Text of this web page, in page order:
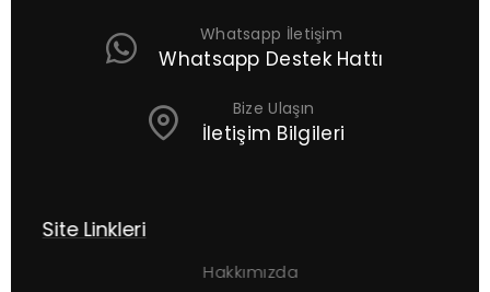
Whatsapp İletişim
Whatsapp Destek Hattı
Bize Ulaşın
İletişim Bilgileri
Site Linkleri
Hakkımızda